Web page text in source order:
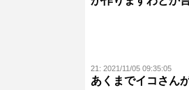
21: 2021/11/05 09:35:05
あくまでイコさん